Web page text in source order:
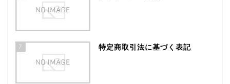
7 特定商取引法に基づく表記